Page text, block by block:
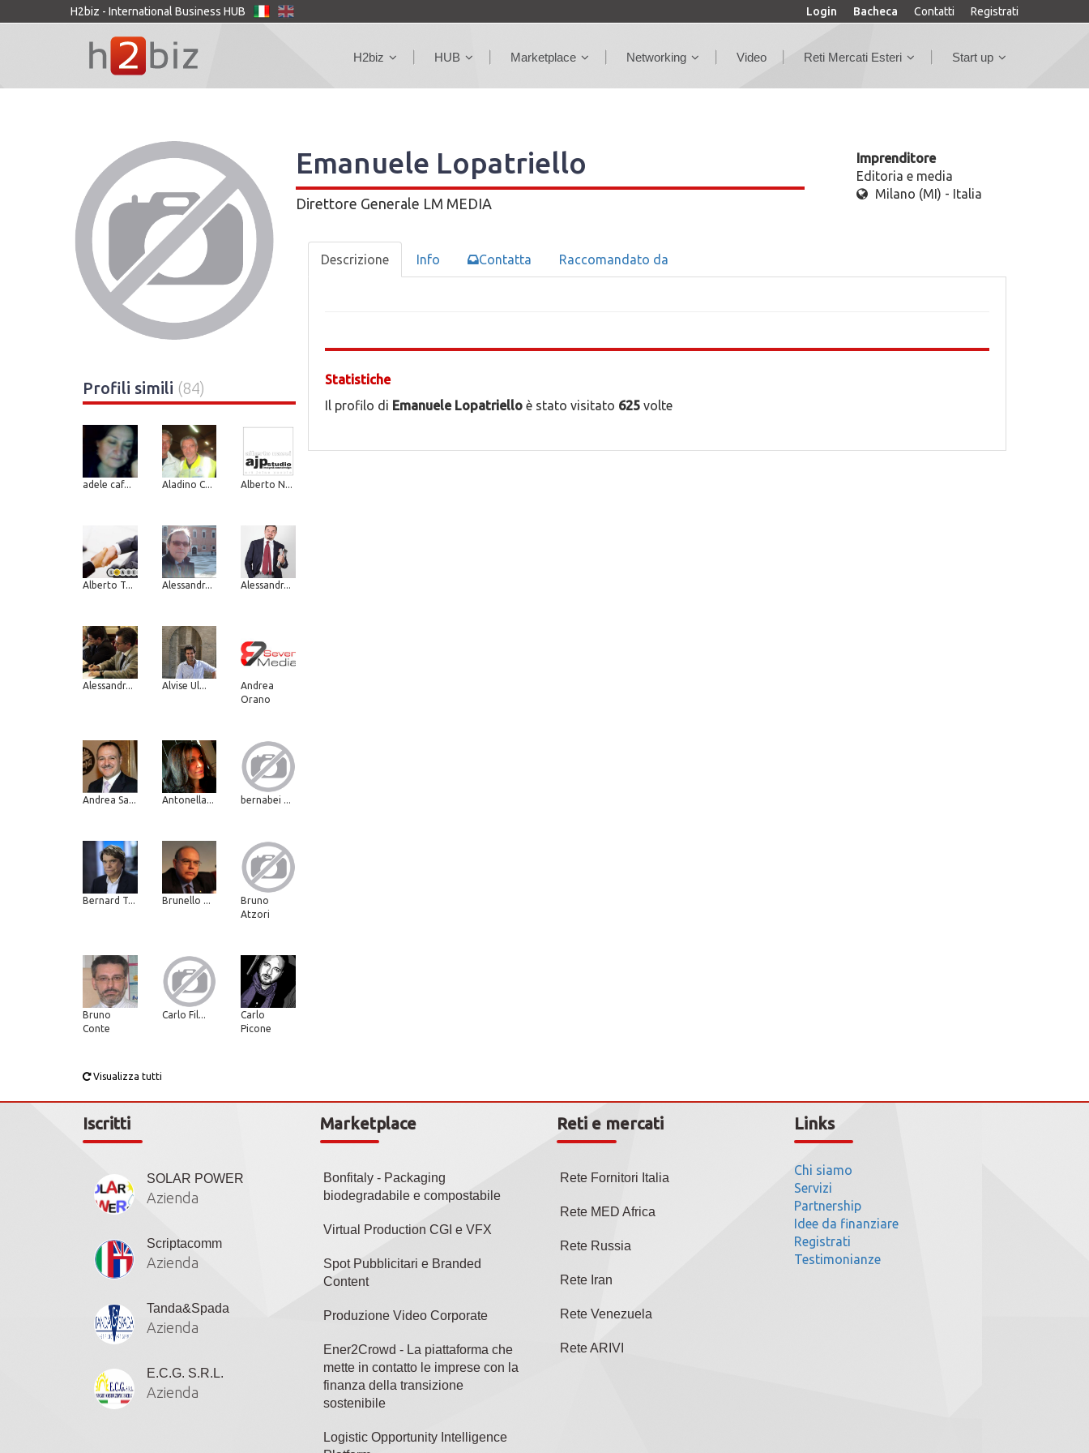
H2biz - International Business HUB Login Bacheca Contatti Registrati
H2biz HUB Marketplace Networking Video Reti Mercati Esteri Start up
Emanuele Lopatriello
Direttore Generale LM MEDIA
Imprenditore
Editoria e media
Milano (MI) - Italia
Profili simili (84)
adele caf... Aladino C... Alberto N...
Alberto T... Alessandr... Alessandr...
Alessandr... Alvise Ul...
Andrea
Orano
Andrea Sa... Antonella... bernabei ...
Bernard T... Brunello ...
Bruno
Atzori
Bruno
Conte
Carlo Fil...
Carlo
Picone
Visualizza tutti
Descrizione Info Contatta Raccomandato da
Statistiche
Il profilo di Emanuele Lopatrielloè stato visitato 625volte
Iscritti
SOLAR POWER
Azienda
Scriptacomm
Azienda
Tanda&Spada
Azienda
E.C.G. S.R.L.
Azienda
Marketplace
Bonfitaly - Packaging
biodegradabile e compostabile
Virtual Production CGI e VFX
Spot Pubblicitari e Branded
Content
Produzione Video Corporate
Ener2Crowd - La piattaforma che
mette in contatto le imprese con la
finanza della transizione
sostenibile
Logistic Opportunity Intelligence
Reti e mercati
Rete Fornitori Italia
Rete MED Africa
Rete Russia
Rete Iran
Rete Venezuela
Rete ARIVI
Links
Chi siamo
Servizi
Partnership
Idee da finanziare
Registrati
Testimonianze